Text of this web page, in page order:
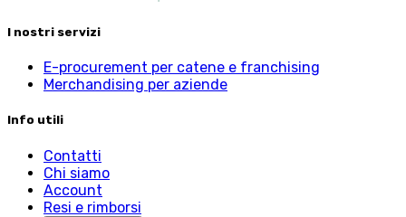
I nostri servizi
E-procurement per catene e franchising
Merchandising per aziende
Info utili
Contatti
Chi siamo
Account
Resi e rimborsi